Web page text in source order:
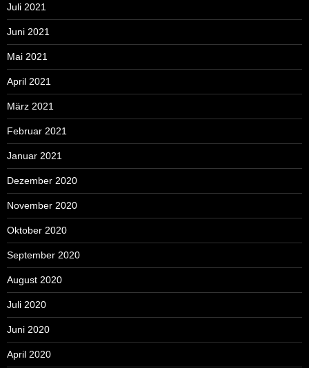
Juli 2021
Juni 2021
Mai 2021
April 2021
März 2021
Februar 2021
Januar 2021
Dezember 2020
November 2020
Oktober 2020
September 2020
August 2020
Juli 2020
Juni 2020
April 2020